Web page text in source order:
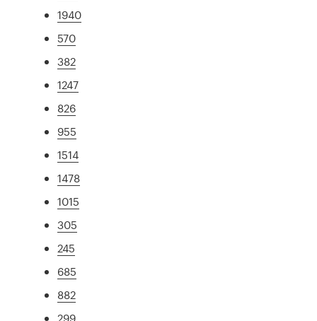
1940
570
382
1247
826
955
1514
1478
1015
305
245
685
882
299